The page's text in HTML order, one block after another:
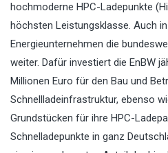
hochmoderne HPC-Ladepunkte
höchsten Leistungsklasse. Auch
Energieunternehmen die
weiter. Dafür investiert die EnBW
Millionen Euro für den Bau und
Schnellladeinfrastruktur, ebenso
Grundstücken für ihre HPC-
Schnelladepunkte in ganz